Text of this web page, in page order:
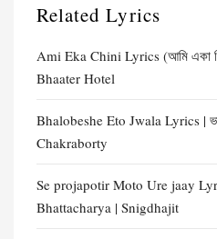
Related Lyrics
Ami Eka Chini Lyrics (আমি একা
Bhaater Hotel
Bhalobeshe Eto Jwala Lyrics |
Chakraborty
Se projapotir Moto Ure jaay
Bhattacharya | Snigdhajit